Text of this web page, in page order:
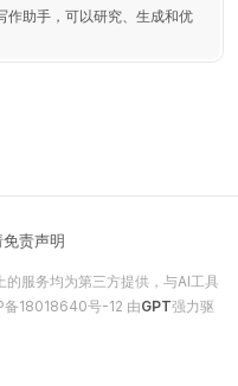
助手，可以研究、生成和优
免责声明
的服务均为第三方提供，与AI工具
备18018640号-12 由GPT强力驱